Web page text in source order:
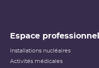
Espace
Installations nucléaires
Activités médicales